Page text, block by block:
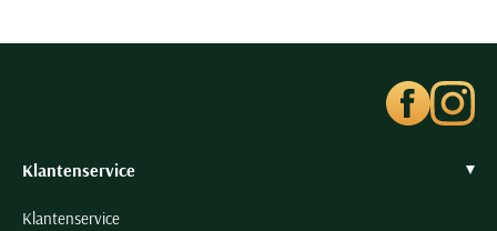
Klantenservice
Klantenservice